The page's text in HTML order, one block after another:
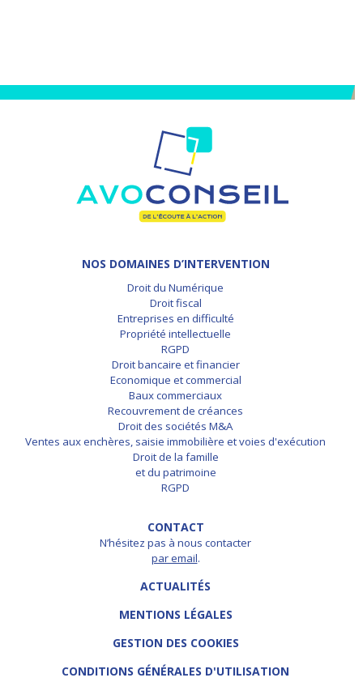
NOS DOMAINES D’INTERVENTION
Droit du Numérique
Droit fiscal
Entreprises en difficulté
Propriété intellectuelle
RGPD
Droit bancaire et financier
Economique et commercial
Baux commerciaux
Recouvrement de créances
Droit des sociétés M&A
Ventes aux enchères, saisie immobilière et voies d'exécution
Droit de la famille
et du patrimoine
RGPD
CONTACT
N’hésitez pas à nous contacter
par email.
ACTUALITÉS
MENTIONS LÉGALES
GESTION DES COOKIES
CONDITIONS GÉNÉRALES D'UTILISATION